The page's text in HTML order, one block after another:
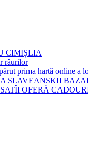
CIMIȘLIA
râurilor
prima hartă online a
SLAVEANSKII
OFERĂ